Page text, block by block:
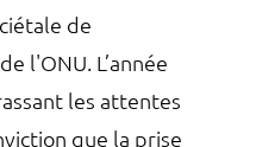
de
l'ONU. L’année
les attentes
que la prise